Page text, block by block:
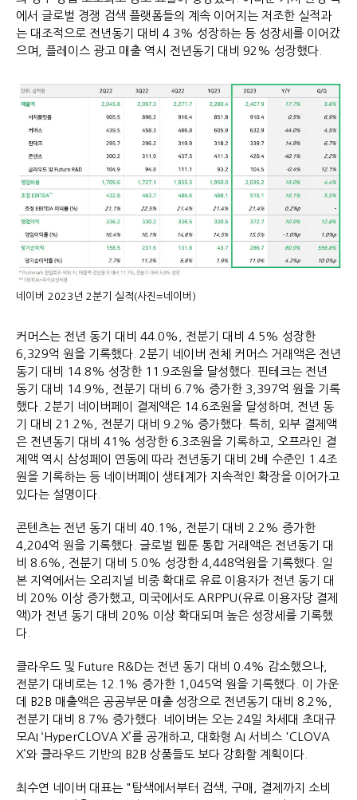
에서 글로벌 경쟁 검색 플랫폼들의 계속 이어지는 저조한 실적과
는 대조적으로 전년동기 대비 4.3% 성장하는 등 성장세를 이어갔
으며, 플레이스 광고 매출 역시 전년동기 대비 92% 성장했다.
네이버 2023년 2분기 실적(사진=네이버)
커머스는 전년 동기 대비 44.0%, 전분기 대비 4.5% 성장한
6,329억 원을 기록했다. 2분기 네이버 전체 커머스 거래액은 전년
동기 대비 14.8% 성장한 11.9조원을 달성했다. 핀테크는 전년
동기 대비 14.9%, 전분기 대비 6.7% 증가한 3,397억 원을 기록
했다. 2분기 네이버페이 결제액은 14.6조원을 달성하며, 전년 동
기 대비 21.2%, 전분기 대비 9.2% 증가했다. 특히, 외부 결제액
은 전년동기 대비 41% 성장한 6.3조원을 기록하고, 오프라인 결
제액 역시 삼성페이 연동에 따라 전년동기 대비 2배 수준인 1.4조
원을 기록하는 등 네이버페이 생태계가 지속적인 확장을 이어가고
있다는 설명이다.
콘텐츠는 전년 동기 대비 40.1%, 전분기 대비 2.2% 증가한
4,204억 원을 기록했다. 글로벌 웹툰 통합 거래액은 전년동기 대
비 8.6%, 전분기 대비 5.0% 성장한 4,448억원을 기록했다. 일
본 지역에서는 오리지널 비중 확대로 유료 이용자가 전년 동기 대
비 20% 이상 증가했고, 미국에서도 ARPPU(유료 이용자당 결제
액)가 전년 동기 대비 20% 이상 확대되며 높은 성장세를 기록했
다.
클라우드 및 Future R&D는 전년 동기 대비 0.4% 감소했으나,
전분기 대비로는 12.1% 증가한 1,045억 원을 기록했다. 이 가운
데 B2B 매출액은 공공부문 매출 성장으로 전년동기 대비 8.2%,
전분기 대비 8.7% 증가했다. 네이버는 오는 24일 차세대 초대규
모AI ‘HyperCLOVA X’를 공개하고, 대화형 AI 서비스 'CLOVA
X’와 클라우드 기반의 B2B 상품들도 보다 강화할 계획이다.
최수연 네이버 대표는 "탐색에서부터 검색, 구매, 결제까지 소비